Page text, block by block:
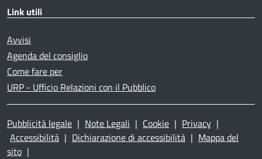
Link utili
Avvisi
Agenda del consiglio
Come fare per
URP - Ufficio Relazioni con il Pubblico
Pubblicità legale | Note Legali | Cookie | Privacy |
Accessibilità | Dichiarazione di accessibilità | Mappa del
sito |